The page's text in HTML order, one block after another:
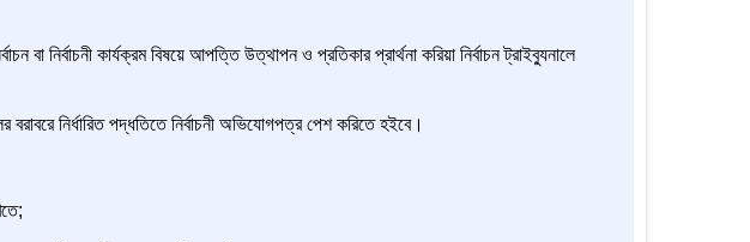
বা নির্বাচনী কার্যক্রম বিষয়ে আপত্তি উত্থাপন ও প্রতিকার প্রার্থনা করিয়া নির্বাচন ট্রাইব্যুনালে
নির্ধারিত পদ্ধতিতে নির্বাচনী অভিযোগপত্র পেশ করিতে হইবে।